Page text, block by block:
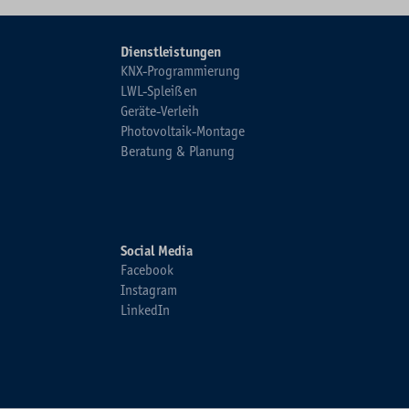
Dienstleistungen
KNX-Programmierung
LWL-Spleißen
Geräte-Verleih
Photovoltaik-Montage
Beratung & Planung
Social Media
Facebook
Instagram
LinkedIn